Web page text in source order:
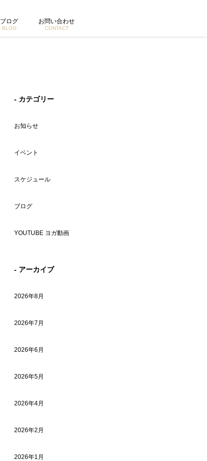
ブログ
BLOG
お問い合わせ
CONTACT
- カテゴリー
お知らせ
イベント
スケジュール
ブログ
YOUTUBE ヨガ動画
- アーカイブ
2026年8月
2026年7月
2026年6月
2026年5月
2026年4月
2026年2月
2026年1月